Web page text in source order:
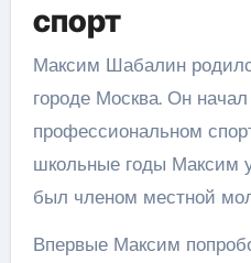
спорт
Максим Шабалин
городе Москва. Он
профессиональном
школьные годы Максим
был членом местной
Впервые Максим